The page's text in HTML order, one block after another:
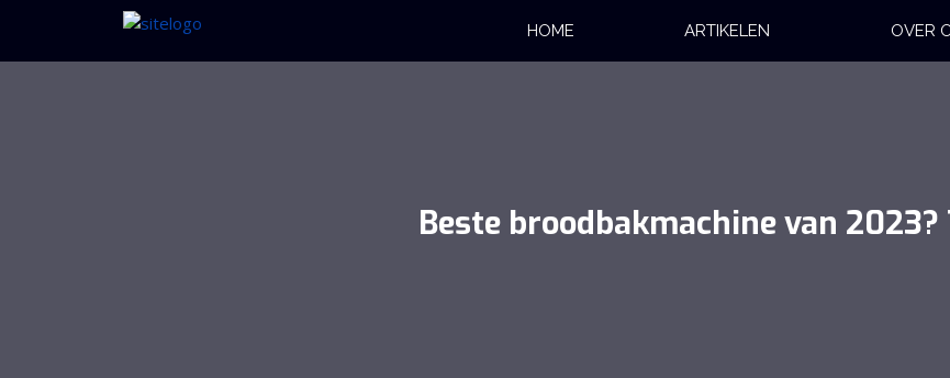
HOME ARTIKELEN OVER
Beste broodbakmachine van 2023?